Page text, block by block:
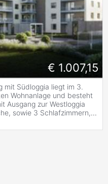
€ 1.007,15
mit Südloggia liegt im 3.
Wohnanlage und besteht
Ausgang zur Westloggia
sowie 3 Schlafzimmern,...